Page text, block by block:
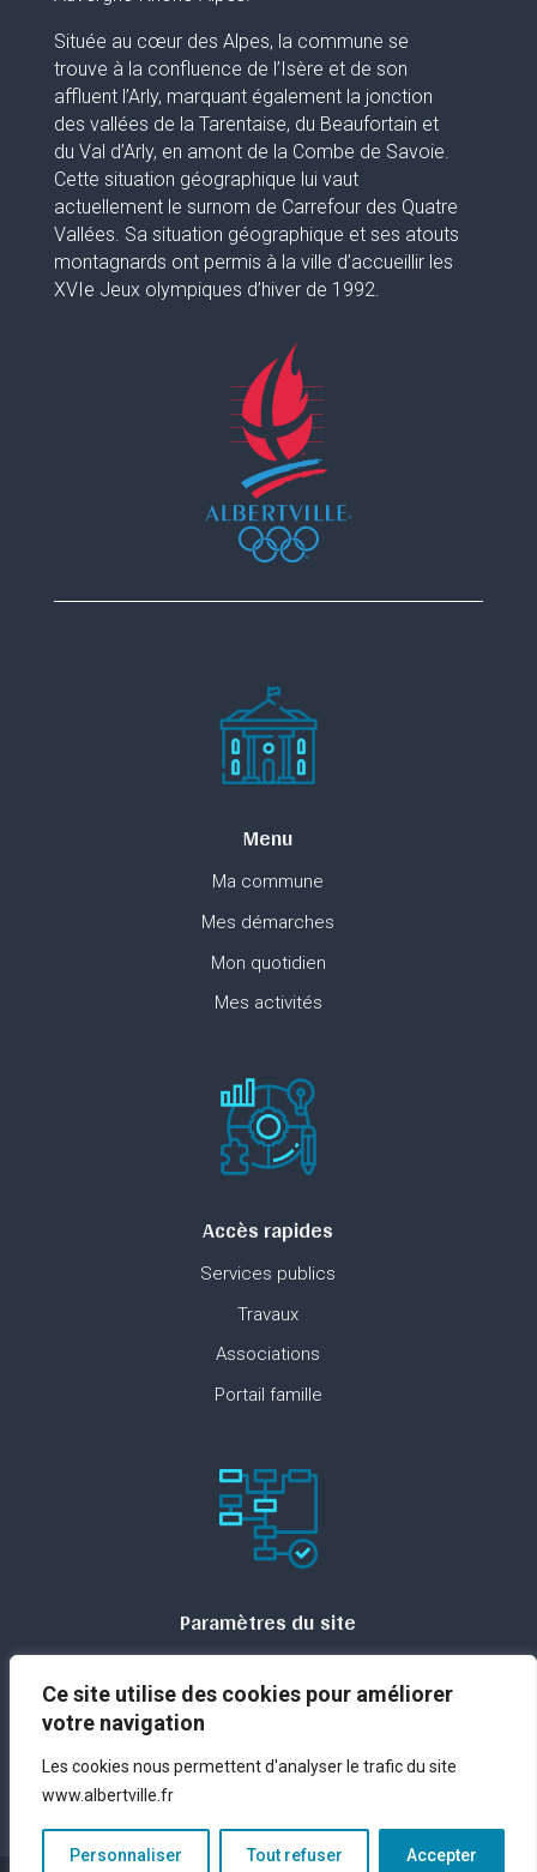
Ce site utilise des cookies pour améliorer
votre navigation
Les cookies nous permettent d'analyser le trafic du site
www.albertville.fr
Personnaliser Tout refuser Accepter
Située au cœur des Alpes, la commune se
trouve à la confluence de l’Isère et de son
affluent l’Arly, marquant également la jonction
des vallées de la Tarentaise, du Beaufortain et
du Val d’Arly, en amont de la Combe de Savoie.
Cette situation géographique lui vaut
actuellement le surnom de Carrefour des Quatre
Vallées. Sa situation géographique et ses atouts
montagnards ont permis à la ville d’accueillir les
XVIe Jeux olympiques d’hiver de 1992.
Menu
Ma commune
Mes démarches
Mon quotidien
Mes activités
Accès rapides
Services publics
Travaux
Associations
Portail famille
Paramètres du site
Contact